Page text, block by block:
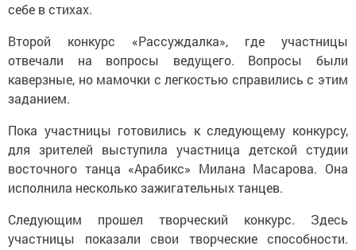
себе в стихах.
Второй конкурс «Рассуждалка», где участницы
отвечали на вопросы ведущего. Вопросы были
каверзные, но мамочки с легкостью справились с этим
заданием.
Пока участницы готовились к следующему конкурсу,
для зрителей выступила участница детской студии
восточного танца «Арабикс» Милана Масарова. Она
исполнила несколько зажигательных танцев.
Следующим прошел творческий конкурс. Здесь
участницы показали свои творческие способности.